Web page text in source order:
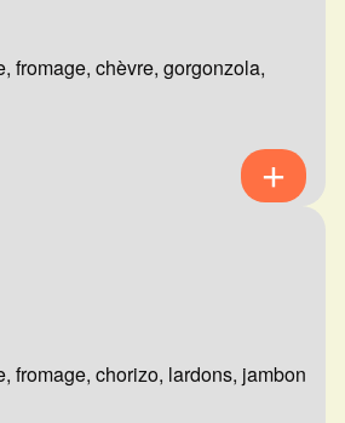
fromage, chèvre, gorgonzola,
fromage, chorizo, lardons, jambon